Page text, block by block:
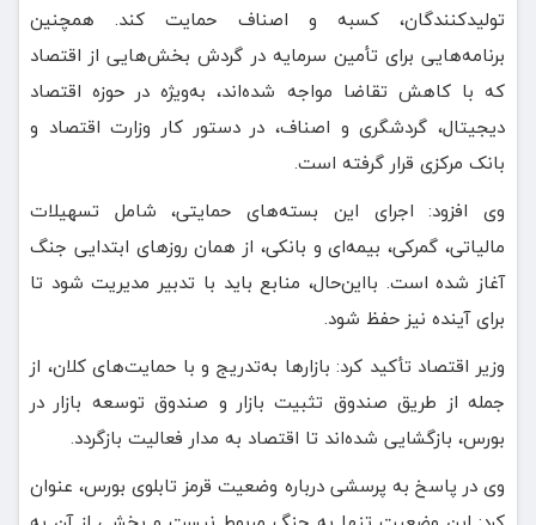
تولیدکنندگان، کسبه و اصناف حمایت کند. همچنین
برنامه‌هایی برای تأمین سرمایه در گردش بخش‌هایی از اقتصاد
که با کاهش تقاضا مواجه شده‌اند، به‌ویژه در حوزه اقتصاد
دیجیتال، گردشگری و اصناف، در دستور کار وزارت اقتصاد و
بانک مرکزی قرار گرفته است.
وی افزود: اجرای این بسته‌های حمایتی، شامل تسهیلات
مالیاتی، گمرکی، بیمه‌ای و بانکی، از همان روزهای ابتدایی جنگ
آغاز شده است. بااین‌حال، منابع باید با تدبیر مدیریت شود تا
برای آینده نیز حفظ شود.
وزیر اقتصاد تأکید کرد: بازارها به‌تدریج و با حمایت‌های کلان، از
جمله از طریق صندوق تثبیت بازار و صندوق توسعه بازار در
بورس، بازگشایی شده‌اند تا اقتصاد به مدار فعالیت بازگردد.
وی در پاسخ به پرسشی درباره وضعیت قرمز تابلوی بورس، عنوان